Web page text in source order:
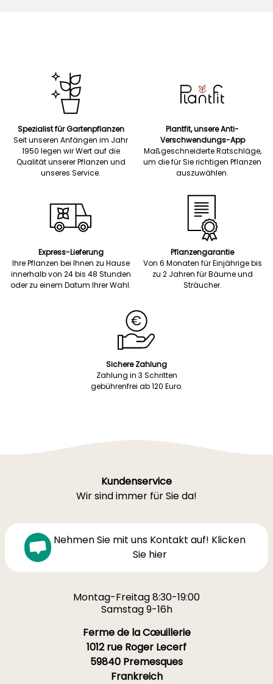
Spezialist für Gartenpflanzen
Seit unseren Anfängen im Jahr
1950 legen wir Wert auf die
Qualität unserer Pflanzen und
unseres Service.
Plantfit, unsere Anti-
Verschwendungs-App
Maßgeschneiderte Ratschläge,
um die für Sie richtigen Pflanzen
auszuwählen.
Express-Lieferung
Ihre Pflanzen bei Ihnen zu Hause
innerhalb von 24 bis 48 Stunden
oder zu einem Datum Ihrer Wahl.
Pflanzengarantie
Von 6 Monaten für Einjährige bis
zu 2 Jahren für Bäume und
Sträucher.
Sichere Zahlung
Zahlung in 3 Schritten
gebührenfrei ab 120 Euro.
Kundenservice
Wir sind immer für Sie da!
Nehmen Sie mit uns Kontakt auf! Klicken
Sie hier
Montag-Freitag 8:30-19:00
Samstag 9-16h
Ferme de la Cœuillerie
1012 rue Roger Lecerf
59840 Premesques
Frankreich